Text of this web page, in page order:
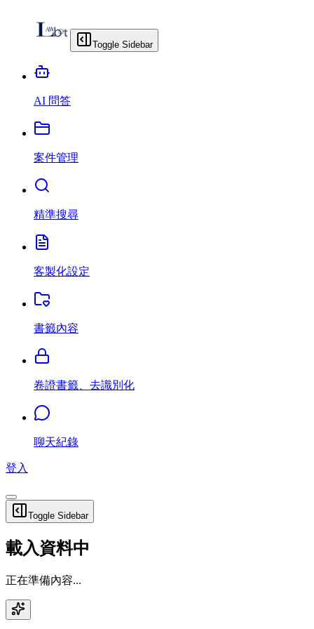
Toggle Sidebar
AI 問答
案件管理
精準搜尋
客製化設定
書籤內容
卷證書籤、去識別化
聊天紀錄
登入
Toggle Sidebar
載入資料中
正在準備內容...